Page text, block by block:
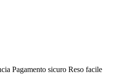
Pagamento sicuro Reso facile